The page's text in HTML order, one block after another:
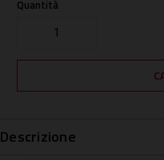
Quantità
Descrizione